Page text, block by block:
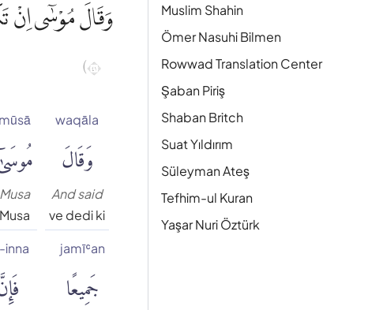
Muslim Shahin
Ömer Nasuhi Bilmen
Rowwad Translation Center
Şaban Piriş
Shaban Britch
Suat Yıldırım
Süleyman Ateş
Tefhim-ul Kuran
Yaşar Nuri Öztürk
وَقَالَ مُوْسٰٓى اِنْ
١٤)
waqāla
وَقَالَ
And said
ve dedi ki
mūsā
Musa
Musa
jamīʿan
جَمِيعًا
inna